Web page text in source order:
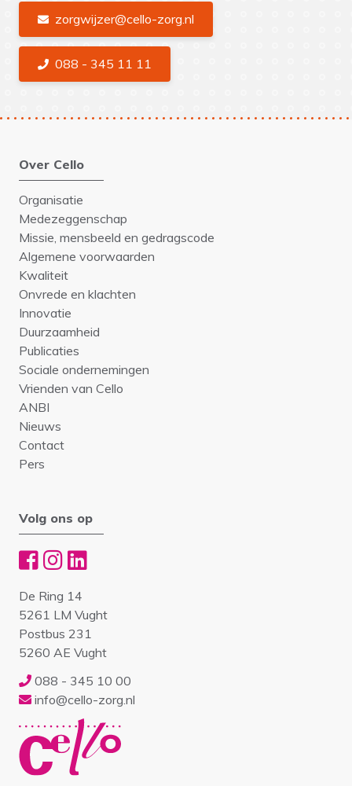
zorgwijzer@cello-zorg.nl
088 - 345 11 11
Over Cello
Organisatie
Medezeggenschap
Missie, mensbeeld en gedragscode
Algemene voorwaarden
Kwaliteit
Onvrede en klachten
Innovatie
Duurzaamheid
Publicaties
Sociale ondernemingen
Vrienden van Cello
ANBI
Nieuws
Contact
Pers
Volg ons op
De Ring 14
5261 LM Vught
Postbus 231
5260 AE Vught
088 - 345 10 00
info@cello-zorg.nl